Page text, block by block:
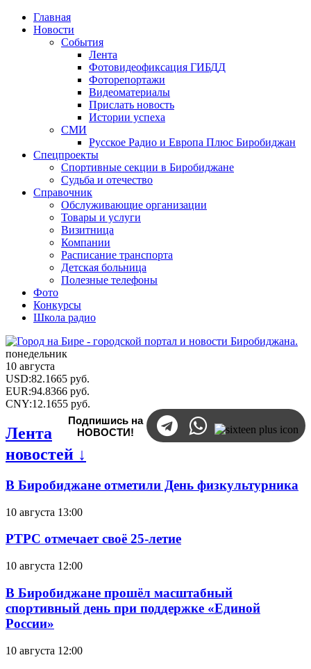
Главная
Новости
События
Лента
Фотовидеофиксация ГИБДД
Фоторепортажи
Видеоматериалы
Прислать новость
Истории успеха
СМИ
Русское Радио и Европа Плюс Биробиджан
Спецпроекты
Спортивные секции в Биробиджане
Судьба и отечество
Справочник
Обслуживающие организации
Товары и услуги
Визитница
Компании
Расписание транспорта
Детская больница
Полезные телефоны
Фото
Конкурсы
Школа радио
понедельник
10 августа
USD:82.1665 руб.
EUR:94.8366 руб.
CNY:12.1655 руб.
Подпишись на
НОВОСТИ!
Лента
новостей ↓
В Биробиджане отметили День физкультурника
10 августа 13:00
РТРС отмечает своё 25-летие
10 августа 12:00
В Биробиджане прошёл масштабный
спортивный день при поддержке «Единой
России»
10 августа 12:00